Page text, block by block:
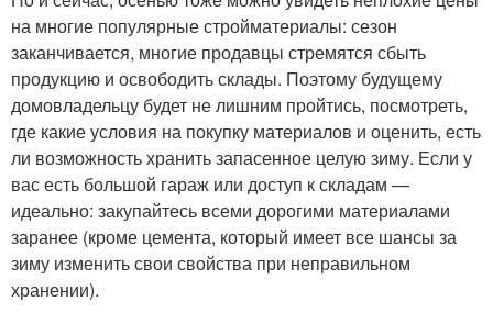
на многие популярные стройматериалы: сезон
заканчивается, многие продавцы стремятся сбыть
продукцию и освободить склады. Поэтому будущему
домовладельцу будет не лишним пройтись, посмотреть,
где какие условия на покупку материалов и оценить, есть
ли возможность хранить запасенное целую зиму. Если у
вас есть большой гараж или доступ к складам —
идеально: закупайтесь всеми дорогими материалами
заранее (кроме цемента, который имеет все шансы за
зиму изменить свои свойства при неправильном
хранении).